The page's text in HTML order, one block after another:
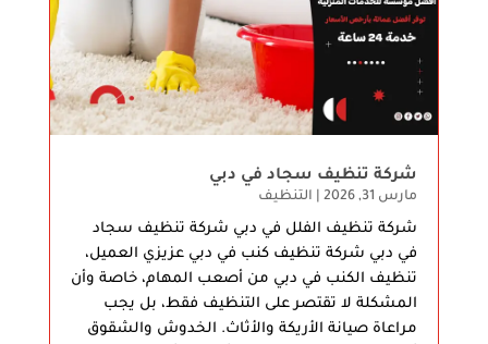
شركة تنظيف سجاد في دبي
مارس 31, 2026 | التنظيف
شركة تنظيف الفلل في دبي شركة تنظيف سجاد
في دبي شركة تنظيف كنب في دبي عزيزي العميل،
تنظيف الكنب في دبي من أصعب المهام، خاصة وأن
المشكلة لا تقتصر على التنظيف فقط، بل يجب
مراعاة صيانة الأريكة والأثاث. الخدوش والشقوق